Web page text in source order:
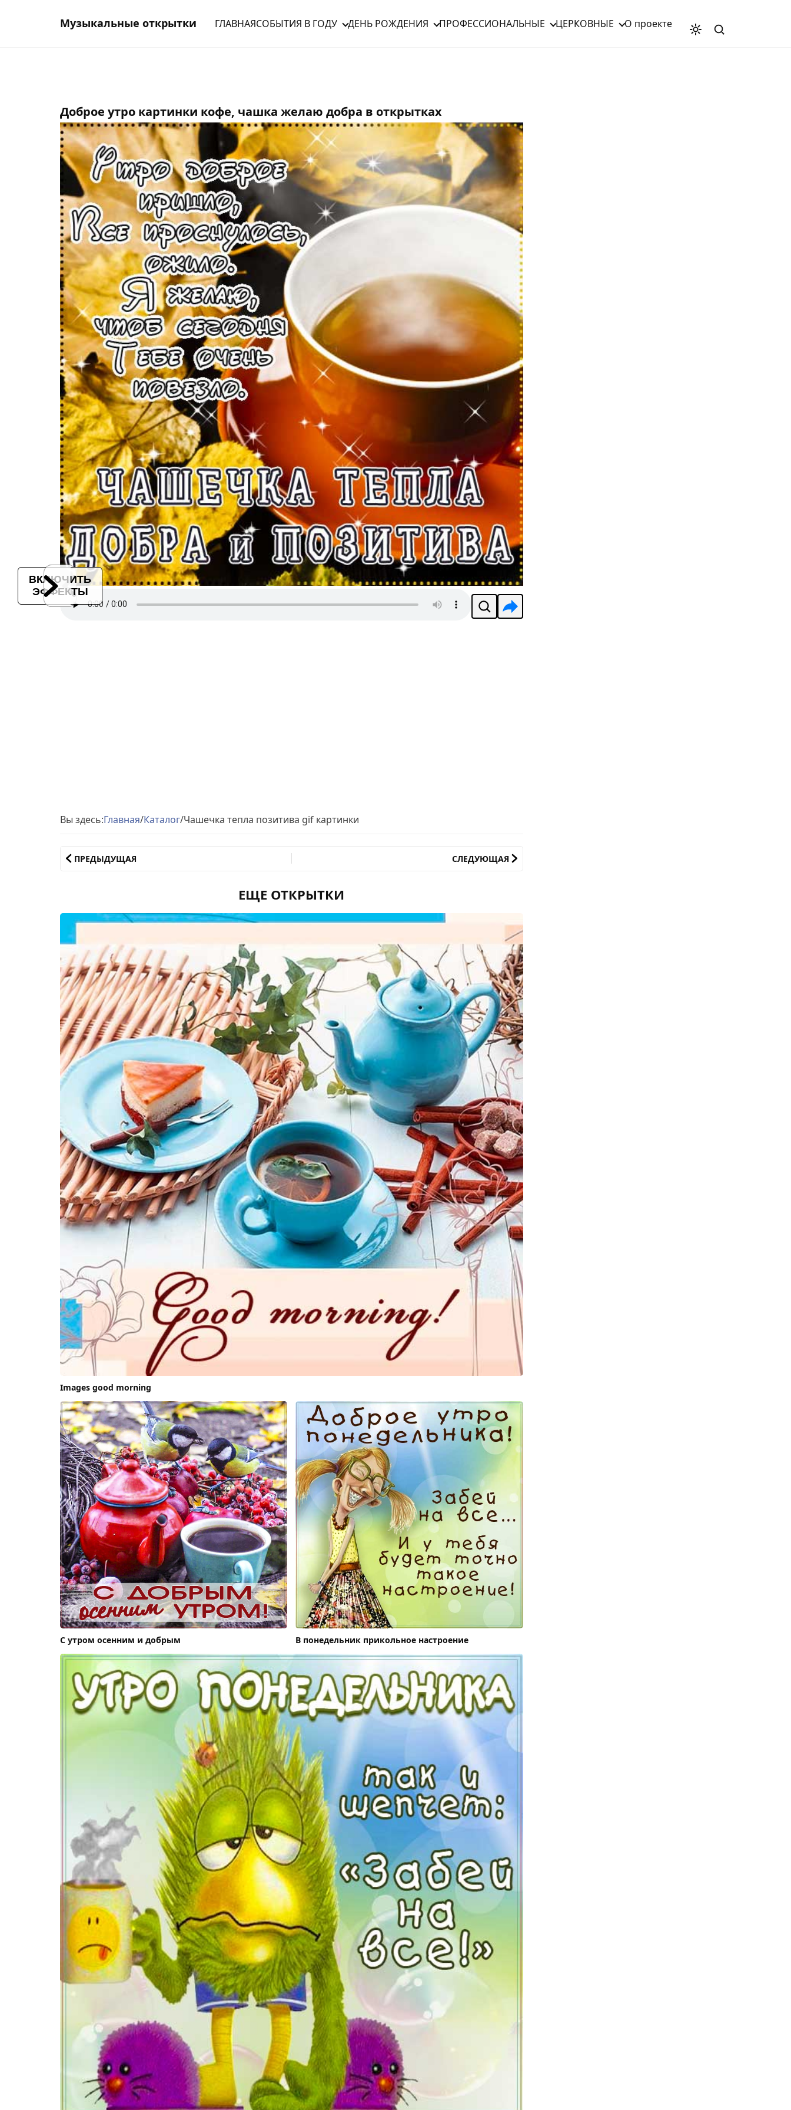
Музыкальные открытки ГЛАВНАЯСОБЫТИЯ В ГОДУ ДЕНЬ РОЖДЕНИЯ ПРОФЕССИОНАЛЬНЫЕ ЦЕРКОВНЫЕ О проекте
Доброе утро картинки кофе, чашка желаю добра в открытках
ВКЛЮЧИТЬ
ЭФФЕКТЫ
Вы здесь:Главная/Каталог/Чашечка тепла позитива gif картинки
ПРЕДЫДУЩАЯ СЛЕДУЮЩАЯ
ЕЩЕ ОТКРЫТКИ
Images good morning
С утром осенним и добрым В понедельник прикольное настроение